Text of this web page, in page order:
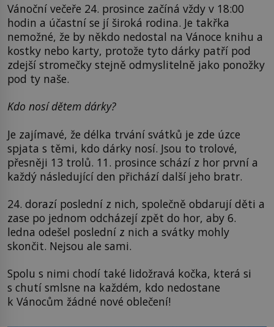
Vánoční večeře 24. prosince začíná vždy v 18:00
hodin a účastní se jí široká rodina. Je takřka
nemožné, že by někdo nedostal na Vánoce knihu a
kostky nebo karty, protože tyto dárky patří pod
zdejší stromečky stejně odmyslitelně jako ponožky
pod ty naše.
Kdo nosí dětem dárky?
Je zajímavé, že délka trvání svátků je zde úzce
spjata s těmi, kdo dárky nosí. Jsou to trolové,
přesněji 13 trolů. 11. prosince schází z hor první a
každý následující den přichází další jeho bratr.
24. dorazí poslední z nich, společně obdarují děti a
zase po jednom odcházejí zpět do hor, aby 6.
ledna odešel poslední z nich a svátky mohly
skončit. Nejsou ale sami.
Spolu s nimi chodí také lidožravá kočka, která si
s chutí smlsne na každém, kdo nedostane
k Vánocům žádné nové oblečení!